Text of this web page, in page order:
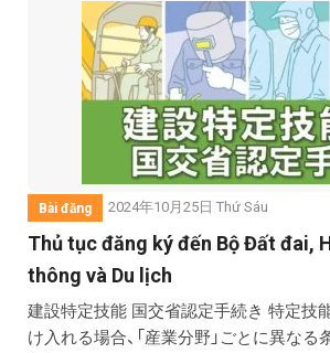
Bài đăng 2024年10月25日 Thứ Sáu
Thủ tục đăng ký đến Bộ Đất đai,
thông và Du lịch
建設特定技能 国交省認定手続き 特定技
け入れる場合、「産業分野」ごとに異な